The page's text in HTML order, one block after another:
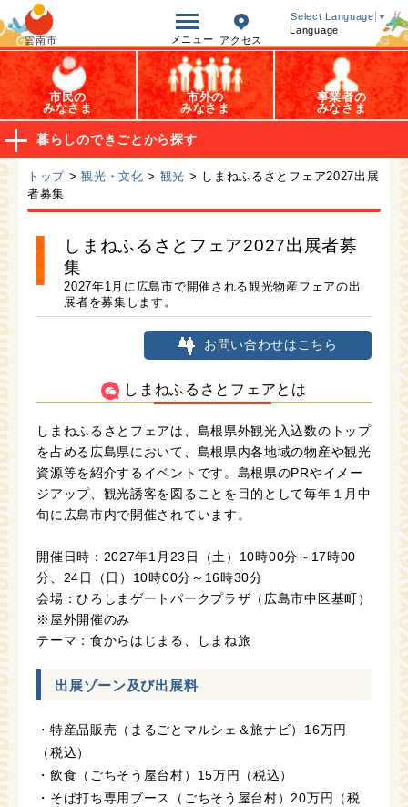
雲南市 メニュー アクセス
Select Language ▼
Language
オープンデータ
市民の
みなさま
市外の
みなさま
事業者の
みなさま
暮らしのできごとから探す
トップ >観光・文化 > 観光 > しまねふるさとフェア2027出展
者募集
しまねふるさとフェア2027出展者募
集
2027年1月に広島市で開催される観光物産フェアの出
展者を募集します。
お問い合わせはこちら
しまねふるさとフェアとは
しまねふるさとフェアは、島根県外観光入込数のトップ
を占める広島県において、島根県内各地域の物産や観光
資源等を紹介するイベントです。島根県のPRやイメー
ジアップ、観光誘客を図ることを目的として毎年１月中
旬に広島市内で開催されています。
開催日時：2027年1月23日（土）10時00分～17時00
分、24日（日）10時00分～16時30分
会場：ひろしまゲートパークプラザ（広島市中区基町）
※屋外開催のみ
テーマ：食からはじまる、しまね旅
出展ゾーン及び出展料
・特産品販売（まるごとマルシェ＆旅ナビ）16万円
（税込）
・飲食（ごちそう屋台村）15万円（税込）
・そば打ち専用ブース（ごちそう屋台村）20万円（税